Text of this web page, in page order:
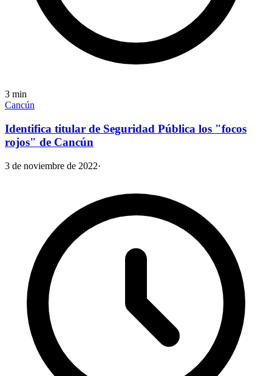
3 min
Cancún
Identifica titular de Seguridad Pública los "focos
rojos" de Cancún
3 de noviembre de 2022·